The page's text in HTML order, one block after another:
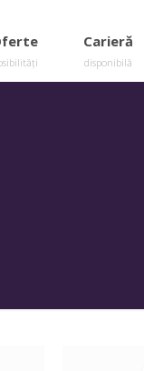
Carieră
disponibilă